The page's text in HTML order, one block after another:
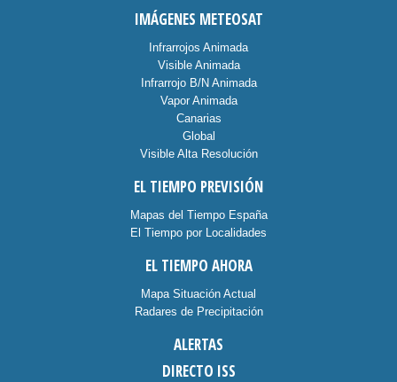
IMÁGENES METEOSAT
Infrarrojos Animada
Visible Animada
Infrarrojo B/N Animada
Vapor Animada
Canarias
Global
Visible Alta Resolución
EL TIEMPO PREVISIÓN
Mapas del Tiempo España
El Tiempo por Localidades
EL TIEMPO AHORA
Mapa Situación Actual
Radares de Precipitación
ALERTAS
DIRECTO ISS